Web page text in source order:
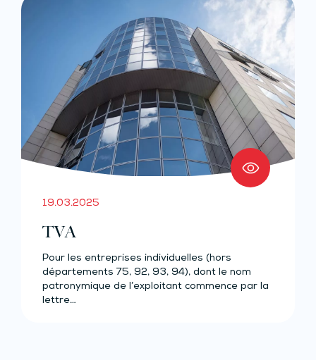
19.03.2025
TVA
Pour les entreprises individuelles (hors
départements 75, 92, 93, 94), dont le nom
patronymique de l’exploitant commence par la
lettre…